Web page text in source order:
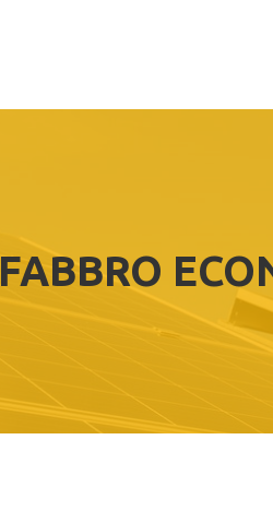
FABBRO